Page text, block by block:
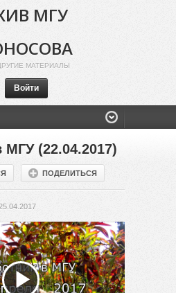
МГУ
МАТЕРИАЛЫ
Войти
МГУ (22.04.2017)
ПОДЕЛИТЬСЯ
Воспроизвести